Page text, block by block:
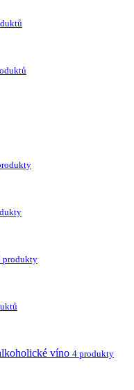
produkty
víno 4 produkty